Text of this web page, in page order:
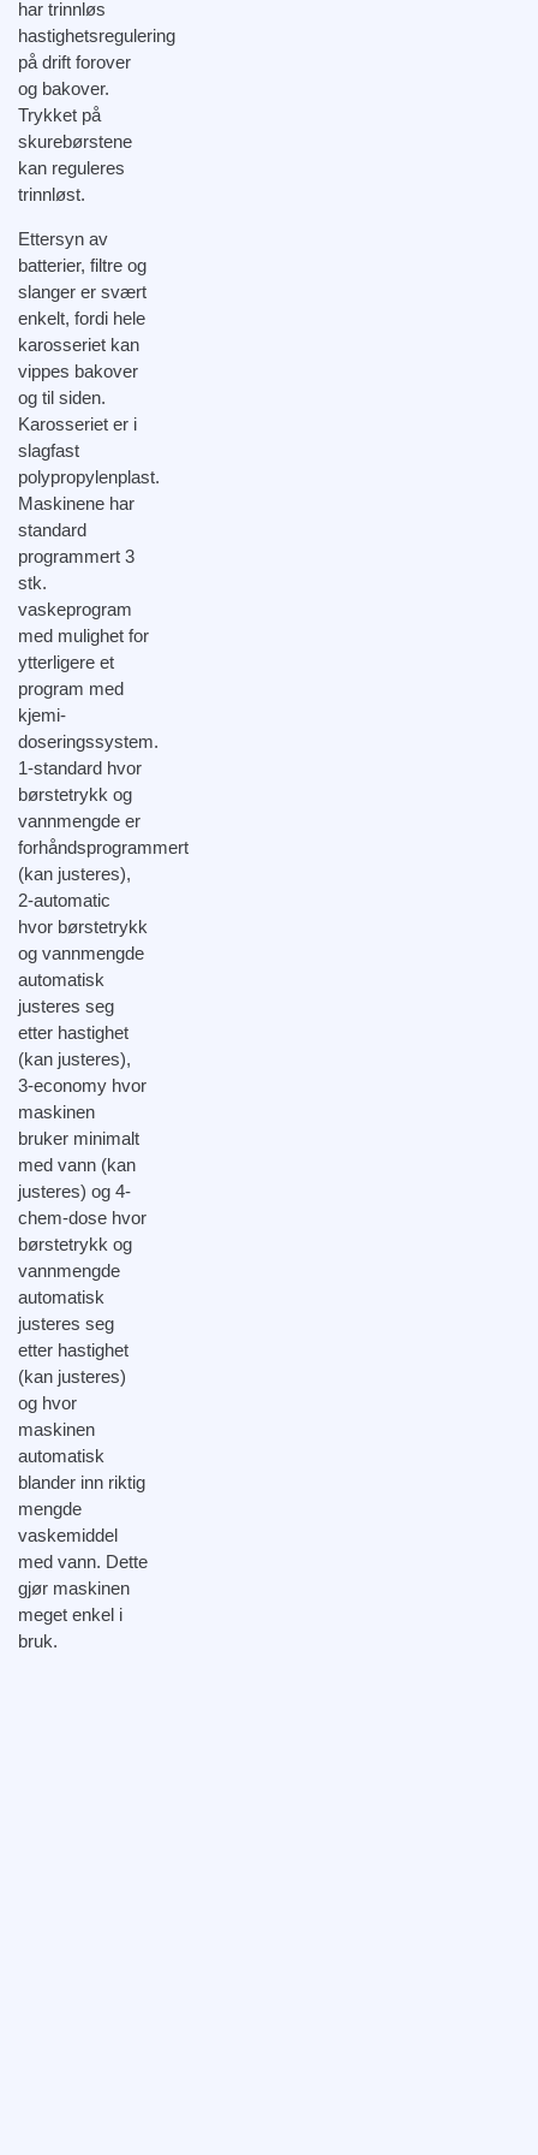
har trinnløs
hastighetsregulering
på drift forover
og bakover.
Trykket på
skurebørstene
kan reguleres
trinnløst.
Ettersyn av
batterier, filtre og
slanger er svært
enkelt, fordi hele
karosseriet kan
vippes bakover
og til siden.
Karosseriet er i
slagfast
polypropylenplast.
Maskinene har
standard
programmert 3
stk.
vaskeprogram
med mulighet for
ytterligere et
program med
kjemi-
doseringssystem.
1-standard hvor
børstetrykk og
vannmengde er
forhåndsprogrammert
(kan justeres),
2-automatic
hvor børstetrykk
og vannmengde
automatisk
justeres seg
etter hastighet
(kan justeres),
3-economy hvor
maskinen
bruker minimalt
med vann (kan
justeres) og 4-
chem-dose hvor
børstetrykk og
vannmengde
automatisk
justeres seg
etter hastighet
(kan justeres)
og hvor
maskinen
automatisk
blander inn riktig
mengde
vaskemiddel
med vann. Dette
gjør maskinen
meget enkel i
bruk.